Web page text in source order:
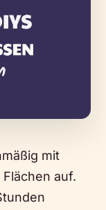
mit
auf.